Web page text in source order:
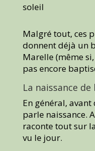
soleil
Malgré tout, ces
donnent déjà un
Marelle (même
pas encore
La naissance
En général,
parle naissance.
raconte tout sur
vu le jour.